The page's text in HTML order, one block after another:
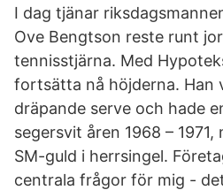
I dag tjänar
Ove Bengtson reste runt
tennisstjärna. Med
fortsätta nå höjderna. Han
dräpande serve och hade
segersvit åren 1968 –
SM-guld i herrsingel.
centrala frågor för mig -